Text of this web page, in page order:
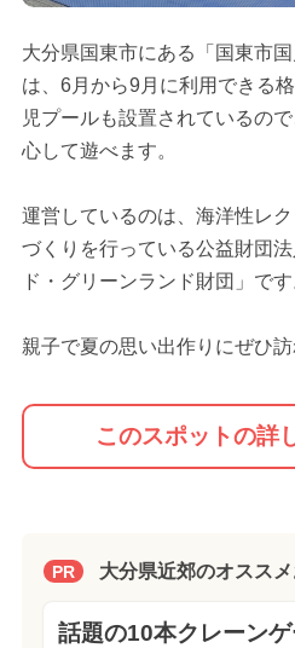
大分県国東市にある「国東市
は、6月から9月に利用できる
児プールも設置されているの
心して遊べます。
運営しているのは、海洋性レ
づくりを行っている公益財団
ド・グリーンランド財団」です
親子で夏の思い出作りにぜひ訪
このスポットの詳
PR 大分県近郊のオスス
話題の10本クレーン